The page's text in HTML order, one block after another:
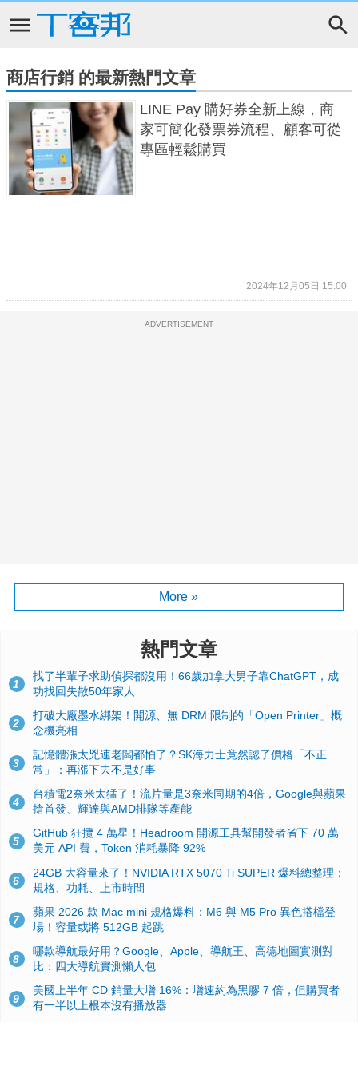
商店行銷 的最新熱門文章
LINE Pay 購好券全新上線，商
家可簡化發票券流程、顧客可從
專區輕鬆購買
2024年12月05日 15:00
ADVERTISEMENT
More »
熱門文章
1
找了半輩子求助偵探都沒用！66歲加拿大男子靠ChatGPT，成
功找回失散50年家人
2
打破大廠墨水綁架！開源、無 DRM 限制的「Open Printer」概
念機亮相
3
記憶體漲太兇連老闆都怕了？SK海力士竟然認了價格「不正
常」：再漲下去不是好事
4
台積電2奈米太猛了！流片量是3奈米同期的4倍，Google與蘋果
搶首發、輝達與AMD排隊等產能
5
GitHub 狂攬 4 萬星！Headroom 開源工具幫開發者省下 70 萬
美元 API 費，Token 消耗暴降 92%
6
24GB 大容量來了！NVIDIA RTX 5070 Ti SUPER 爆料總整理：
規格、功耗、上市時間
7
蘋果 2026 款 Mac mini 規格爆料：M6 與 M5 Pro 異色搭檔登
場！容量或將 512GB 起跳
8
哪款導航最好用？Google、Apple、導航王、高德地圖實測對
比：四大導航實測懶人包
9
美國上半年 CD 銷量大增 16%：增速約為黑膠 7 倍，但購買者
有一半以上根本沒有播放器